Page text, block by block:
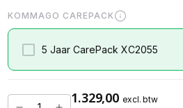
KOMMAGO CAREPACK
5 Jaar CarePack XC2055
1.329,00 excl. btw